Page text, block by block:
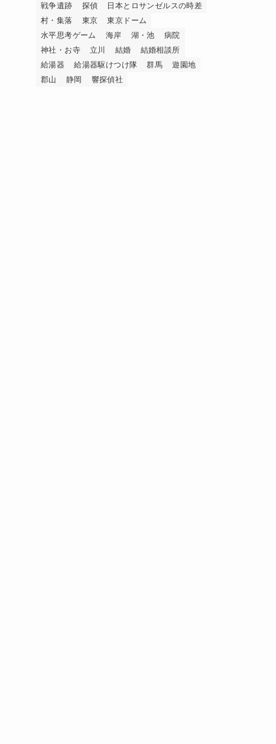
戦争遺跡
探偵
日本とロサンゼルスの時差
村・集落
東京
東京ドーム
水平思考ゲーム
海岸 湖・池
病院
神社・お寺
立川 結婚
結婚相談所
給湯器
給湯器駆けつけ隊 群馬
遊園地
郡山
静岡 響探偵社